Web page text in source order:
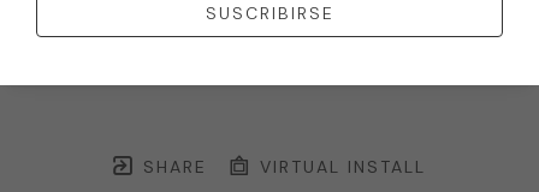
SHARE VIRTUAL INSTALL
SUSCRIBIRSE